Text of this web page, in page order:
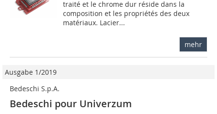
traité et le chrome dur réside dans la
composition et les propriétés des deux
matériaux. Lacier...
mehr
Ausgabe 1/2019
Bedeschi S.p.A.
Bedeschi pour Univerzum